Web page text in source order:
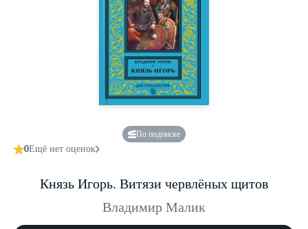
По подписке
0Ещё нет оценок
Князь Игорь. Витязи червлёных щитов
Владимир Малик